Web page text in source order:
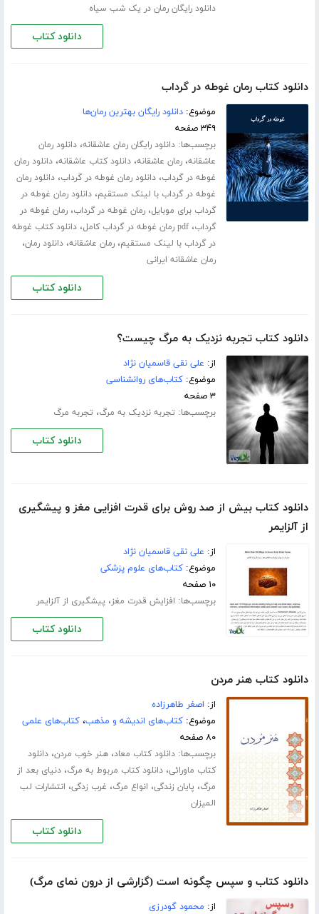
دانلود رایگان رمان در یک شب سیاه
دانلود کتاب
دانلود کتاب رمان غوطه در گرداب
موضوع:دانلود رایگان بهترین رمان‌ها
۳۴۹ صفحه
برچسب‌ها:دانلود رایگان رمان عاشقانه،دانلود رمان
عاشقانه،رمان عاشقانه،دانلود کتاب عاشقانه،دانلود رمان
غوطه در گرداب،دانلود رمان غوطه در گرداب،دانلود رمان
غوطه در گرداب با لینک مستقیم،دانلود رمان غوطه در
گرداب برای موبایل،رمان غوطه در گرداب،رمان غوطه در
گرداب،pdf رمان غوطه در گرداب کامل ،دانلود کتاب غوطه
در گرداب با لینک مستقیم،رمان عاشقانه،دانلود رمان،
رمان عاشقانه ایرانی
دانلود کتاب
دانلود کتاب تجربه نزدیک به مرگ چیست؟
از: علی نقی قاسمیان نژاد
موضوع:کتاب‌های روانشناسی
۳ صفحه
برچسب‌ها: تجربه نزدیک به مرگ، تجربه مرگ
دانلود کتاب
دانلود کتاب بیش از صد روش برای قدرت افزایی مغز و پیشگیری
از آلزایمر
از: علی نقی قاسمیان نژاد
موضوع:کتاب‌های علوم پزشکی
۱۰ صفحه
برچسب‌ها: افزایش قدرت مغز، پیشگیری از آلزایمر
دانلود کتاب
دانلود کتاب هنر مردن
از: اصغر طاهرزاده
موضوع:کتاب‌های اندیشه و مذهب،کتاب‌های علمی
۸۰ صفحه
برچسب‌ها:دانلود کتاب معاد،هنر خوب مردن،دانلود
کتاب ماورائی،دانلود کتاب مربوط به مرگ،دنیای بعد از
مرگ، پایان زندگی، انواع مرگ، غرب زدگی، انتشارات لب
المیزان
دانلود کتاب
دانلود کتاب و سپس چگونه است (گزارشی از درون نمای مرگ)
از: محمود گودرزی